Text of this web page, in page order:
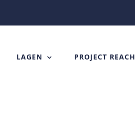
LAGEN PROJECT REACH